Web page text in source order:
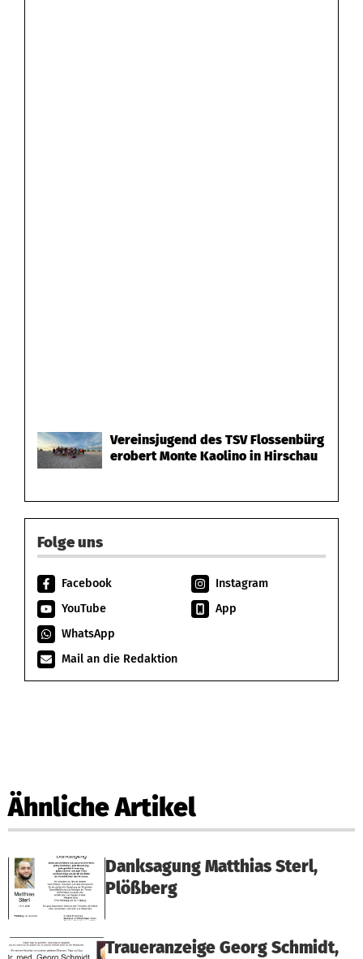
Vereinsjugend des TSV Flossenbürg
erobert Monte Kaolino in Hirschau
Folge uns
Facebook
Instagram
YouTube
App
WhatsApp
Mail an die Redaktion
Ähnliche Artikel
Danksagung Matthias Sterl,
Plößberg
Traueranzeige Georg Schmidt,